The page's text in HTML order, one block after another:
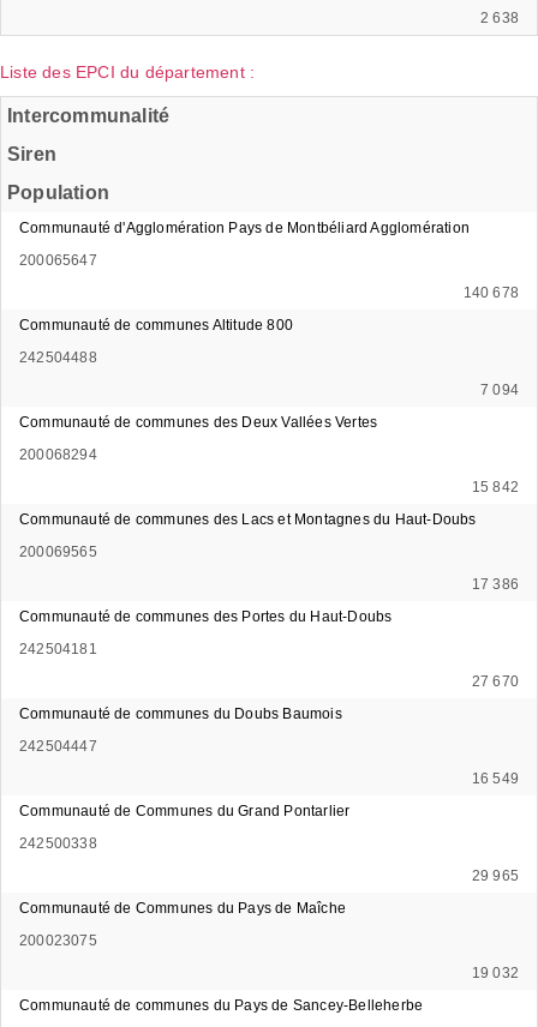
2 638
Liste des EPCI du département :
Intercommunalité
Siren
Population
Communauté d'Agglomération Pays de Montbéliard Agglomération
200065647
140 678
Communauté de communes Altitude 800
242504488
7 094
Communauté de communes des Deux Vallées Vertes
200068294
15 842
Communauté de communes des Lacs et Montagnes du Haut-Doubs
200069565
17 386
Communauté de communes des Portes du Haut-Doubs
242504181
27 670
Communauté de communes du Doubs Baumois
242504447
16 549
Communauté de Communes du Grand Pontarlier
242500338
29 965
Communauté de Communes du Pays de Maîche
200023075
19 032
Communauté de communes du Pays de Sancey-Belleherbe